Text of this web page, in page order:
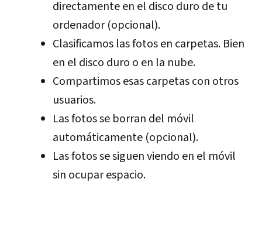
directamente en el disco duro de tu
ordenador (opcional).
Clasificamos las fotos en carpetas. Bien
en el disco duro o en la nube.
Compartimos esas carpetas con otros
usuarios.
Las fotos se borran del móvil
automáticamente (opcional).
Las fotos se siguen viendo en el móvil
sin ocupar espacio.